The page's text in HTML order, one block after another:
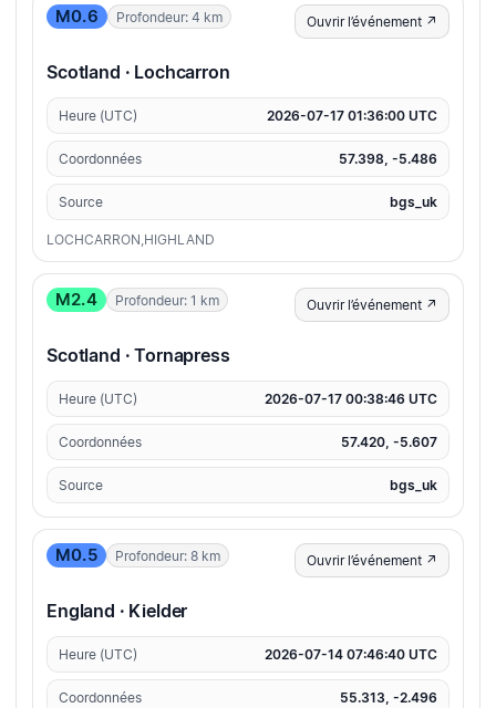
M0.6 Profondeur: 4 km Ouvrir l’événement ↗
Scotland · Lochcarron
Heure (UTC) 2026-07-17 01:36:00 UTC
Coordonnées 57.398, -5.486
Source bgs_uk
LOCHCARRON,HIGHLAND
M2.4 Profondeur: 1 km Ouvrir l’événement ↗
Scotland · Tornapress
Heure (UTC) 2026-07-17 00:38:46 UTC
Coordonnées 57.420, -5.607
Source bgs_uk
M0.5 Profondeur: 8 km Ouvrir l’événement ↗
England · Kielder
Heure (UTC) 2026-07-14 07:46:40 UTC
Coordonnées 55.313, -2.496